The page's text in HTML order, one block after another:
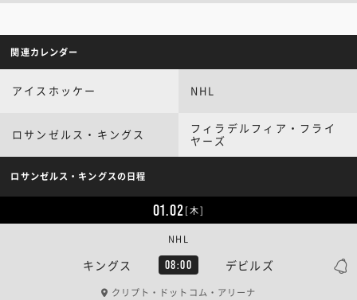
関連カレンダー
アイスホッケー NHL
ロサンゼルス・キングス
フィラデルフィア・フライ
ヤーズ
ロサンゼルス・キングスの日程
01.02[木]
キングス 08:00 デビルズ
NHL
クリプト・ドットコム・アリーナ